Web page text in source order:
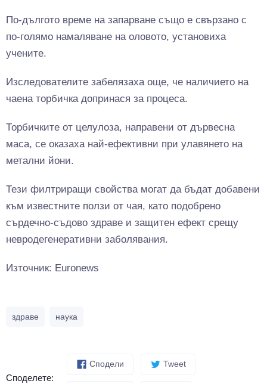
По-дългото време на запарване също е свързано с
по-голямо намаляване на оловото, установиха
учените.
Изследователите забелязаха още, че наличието на
чаена торбичка допринася за процеса.
Торбичките от целулоза, направени от дървесна
маса, се оказаха най-ефективни при улавянето на
метални йони.
Тези филтриращи свойства могат да бъдат добавени
към известните ползи от чая, като подобрено
сърдечно-съдово здраве и защитен ефект срещу
невродегенеративни заболявания.
Източник: Euronews
здраве наука
Споделете:
Сподели Tweet